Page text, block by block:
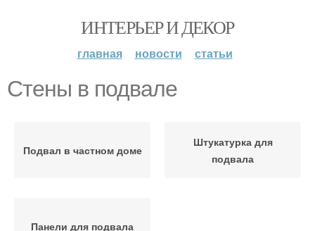
ИНТЕРЬЕР И ДЕКОР
главная новости статьи
Стены в подвале
Подвал в частном доме
Штукатурка для
подвала
Панели для подвала